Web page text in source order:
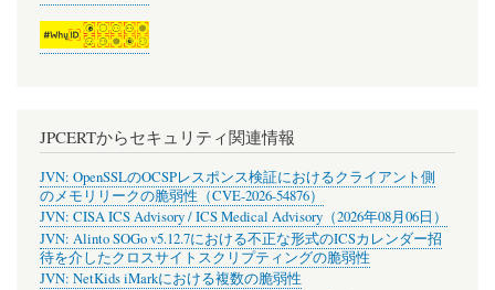
JPCERTからセキュリティ関連情報
JVN: OpenSSLのOCSPレスポンス検証におけるクライアント側
のメモリリークの脆弱性（CVE-2026-54876）
JVN: CISA ICS Advisory / ICS Medical Advisory（2026年08月06日）
JVN: Alinto SOGo v5.12.7における不正な形式のICSカレンダー招
待を介したクロスサイトスクリプティングの脆弱性
JVN: NetKids iMarkにおける複数の脆弱性